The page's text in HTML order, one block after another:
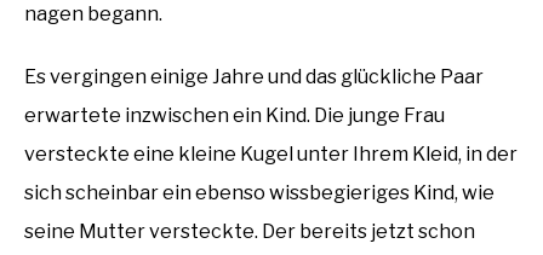
nagen begann.
Es vergingen einige Jahre und das glückliche Paar
erwartete inzwischen ein Kind. Die junge Frau
versteckte eine kleine Kugel unter Ihrem Kleid, in der
sich scheinbar ein ebenso wissbegieriges Kind, wie
seine Mutter versteckte. Der bereits jetzt schon